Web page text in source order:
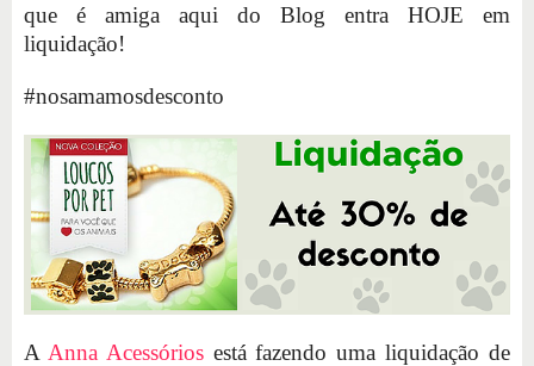
que é amiga aqui do Blog entra HOJE em
liquidação!
#nosamamosdesconto
A Anna Acessóriosestá fazendo uma liquidação de